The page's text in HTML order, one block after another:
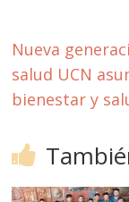
Nueva
salud UCN
bienestar y